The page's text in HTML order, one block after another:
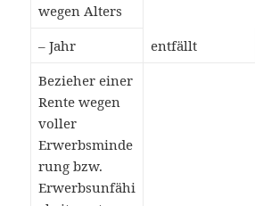
wegen Alters
– Jahr
entfällt
Bezieher einer
Rente wegen
voller
Erwerbsminde
rung bzw.
Erwerbsunfähi